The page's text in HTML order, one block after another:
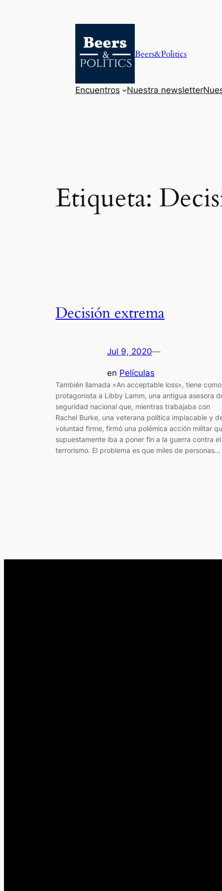
Beers&Politics
Encuentros Nuestra newsletter
Etiqueta:
Decisión extrema
Jul 9, 2020—
en Películas
También llamada «An acceptable loss», tiene como
protagonista a Libby Lamm, una antigua asesora
seguridad nacional que, mientras trabajaba con
Rachel Burke, una veterana política implacable y
voluntad firme, firmó una polémica acción militar
supuestamente iba a poner fin a la guerra contra el
terrorismo. El problema es que miles de personas…